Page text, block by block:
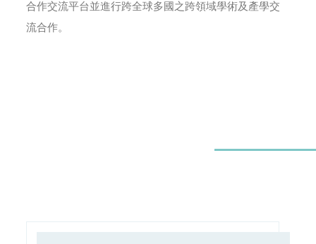
合作交流平台並進行跨全球多國之跨領域學術及產學交
流合作。